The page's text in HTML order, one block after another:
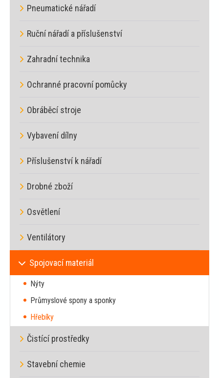
Pneumatické nářadí
Ruční nářadí a příslušenství
Zahradní technika
Ochranné pracovní pomůcky
Obráběcí stroje
Vybavení dílny
Příslušenství k nářadí
Drobné zboží
Osvětlení
Ventilátory
Spojovací materiál
Nýty
Průmyslové spony a sponky
Hřebíky
Čistící prostředky
Stavební chemie